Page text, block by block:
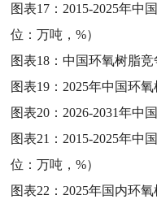
图表17： 2015-2025年中
位：万吨，%）
图表18：中国环氧树脂竞
图表19： 2025年中国环
图表20： 2026-2031年中
图表21： 2015-2025年中
位：万吨，%）
图表22： 2025年国内环